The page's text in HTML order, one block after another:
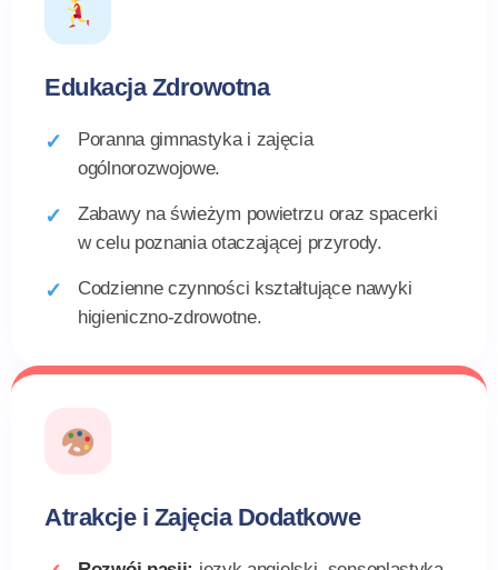
Edukacja Zdrowotna
Poranna gimnastyka i zajęcia
ogólnorozwojowe.
Zabawy na świeżym powietrzu oraz spacerki
w celu poznania otaczającej przyrody.
Codzienne czynności kształtujące nawyki
higieniczno-zdrowotne.
Atrakcje i Zajęcia Dodatkowe